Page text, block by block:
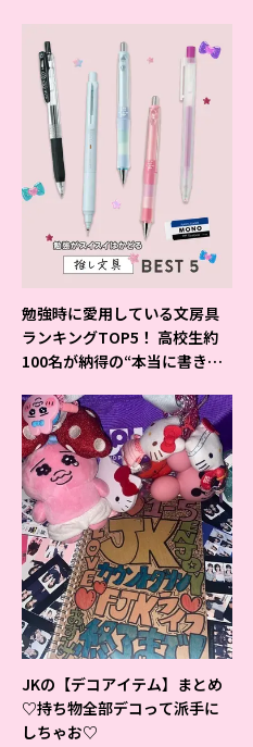
勉強時に愛用している文房具
ランキングTOP5！ 高校生約
100名が納得の“本当に書きや
JKの【デコアイテム】まとめ
♡持ち物全部デコって派手に
しちゃお♡